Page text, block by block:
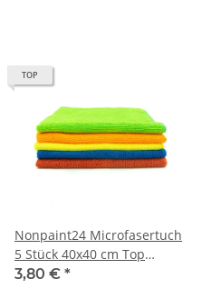
TOP
Nonpaint24 Microfasertuch
5 Stück 40x40 cm Top
Qualität
3,80 € *